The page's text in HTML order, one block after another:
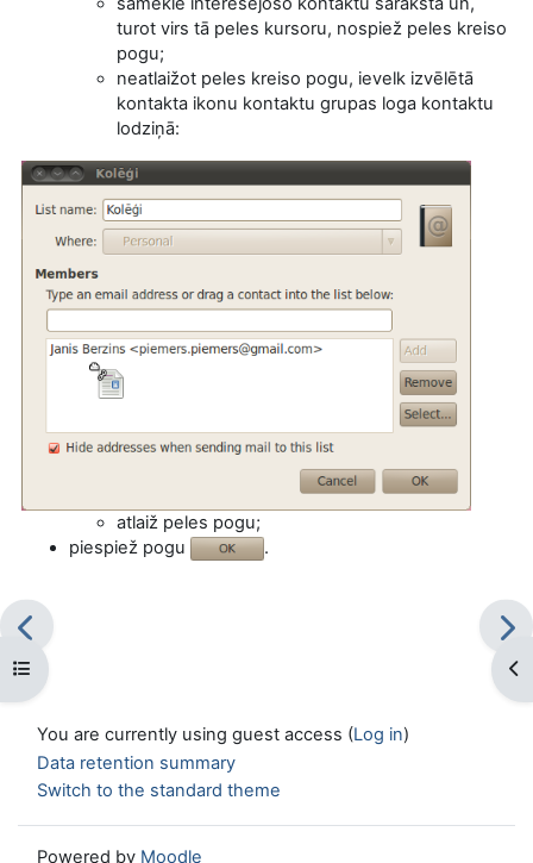
Open course index
turot virs tā peles kursoru, nospiež peles kreiso
pogu;
neatlaižot peles kreiso pogu, ievelk izvēlētā
kontakta ikonu kontaktu grupas loga kontaktu
lodziņā:
atlaiž peles pogu;
piespiež pogu
.
You are currently using guest access (Log in)
Data retention summary
Switch to the standard theme
Powered by Moodle